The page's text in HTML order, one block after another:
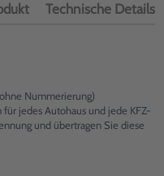
Technische Details
Nummerierung)
jedes Autohaus und jede KFZ-
und übertragen Sie diese